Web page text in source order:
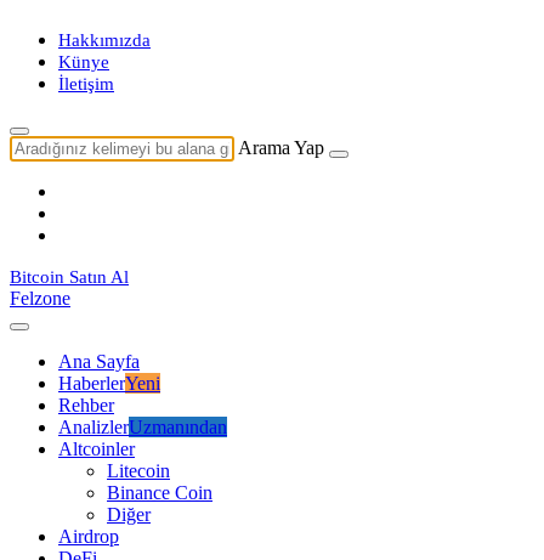
Hakkımızda
Künye
İletişim
Arama Yap
Bitcoin Satın Al
Felzone
Ana Sayfa
HaberlerYeni
Rehber
AnalizlerUzmanından
Altcoinler
Litecoin
Binance Coin
Diğer
Airdrop